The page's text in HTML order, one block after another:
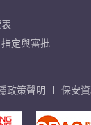
定與審批
政策聲明 保安